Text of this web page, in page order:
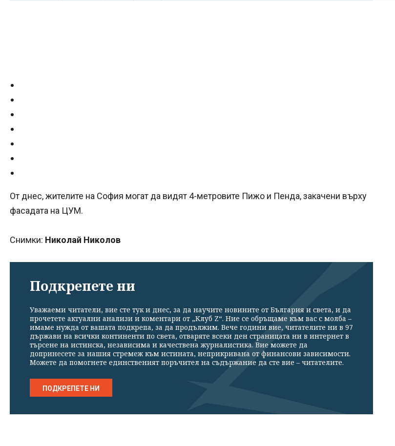
От днес, жителите на София могат да видят 4-метровите Пижо и Пенда, закачени върху
фасадата на ЦУМ.
Снимки: Николай Николов
Подкрепете ни
Уважаеми читатели, вие сте тук и днес, за да научите новините от България и света, и да
прочетете актуални анализи и коментари от „Клуб Z“. Ние се обръщаме към вас с молба –
имаме нужда от вашата подкрепа, за да продължим. Вече години вие, читателите ни в 97
държави на всички континенти по света, отваряте всеки ден страницата ни в интернет в
търсене на истинска, независима и качествена журналистика. Вие можете да
допринесете за нашия стремеж към истината, неприкривана от финансови зависимости.
Можете да помогнете единственият поръчител на съдържание да сте вие – читателите.
ПОДКРЕПЕТЕ НИ